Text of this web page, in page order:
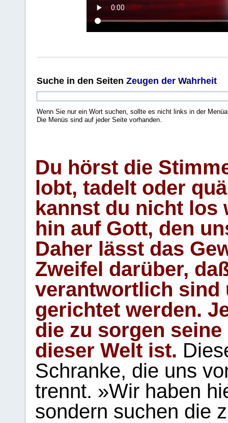
Suche in den Seiten Zeugen der Wahrheit
Wenn Sie nur ein Wort suchen, sollte es nicht links in der
Die Menüs sind auf jeder Seite vorhanden.
Du hörst die
lobt, tadelt oder
kannst du nicht los
hin auf Gott, den
Daher lässt das
Zweifel darüber,
verantwortlich sind
gerichtet werden.
die zu sorgen
dieser Welt ist.
Schranke, die uns
trennt. »Wir haben
sondern suchen die